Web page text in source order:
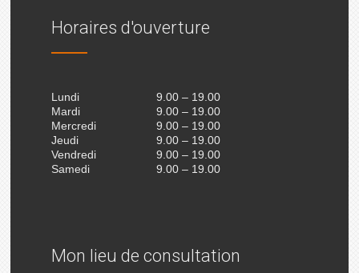
Horaires d'ouverture
Lundi
9.00 – 19.00
Mardi
9.00 – 19.00
Mercredi
9.00 – 19.00
Jeudi
9.00 – 19.00
Vendredi
9.00 – 19.00
Samedi
9.00 – 19.00
Mon lieu de consultation